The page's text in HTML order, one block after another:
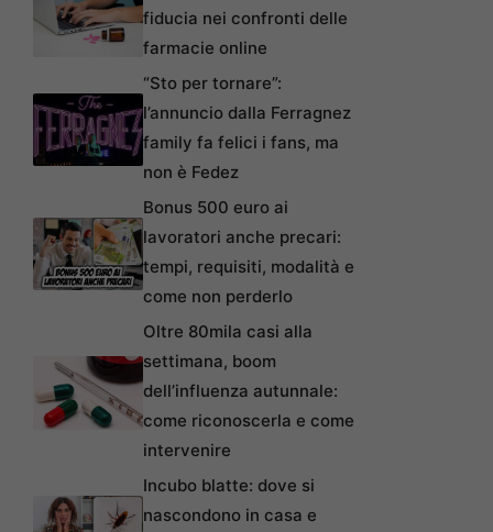
fiducia nei confronti delle
farmacie online
“Sto per tornare”:
l’annuncio dalla Ferragnez
family fa felici i fans, ma
non è Fedez
Bonus 500 euro ai
lavoratori anche precari:
tempi, requisiti, modalità e
come non perderlo
Oltre 80mila casi alla
settimana, boom
dell’influenza autunnale:
come riconoscerla e come
intervenire
Incubo blatte: dove si
nascondono in casa e